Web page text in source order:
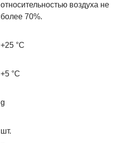
относительностью воздуха не
более 70%.
+25 °C
+5 °C
g
шт.